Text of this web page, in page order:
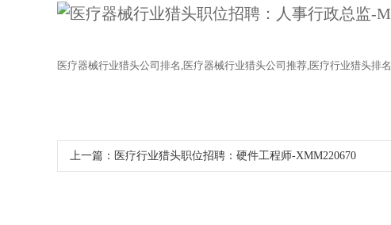
医疗器械行业猎头公司排名 ,医疗器械行业猎头公司推荐,医疗行业猎头排名
上一篇： 医疗行业猎头职位招聘：硬件工程师-XMM220670